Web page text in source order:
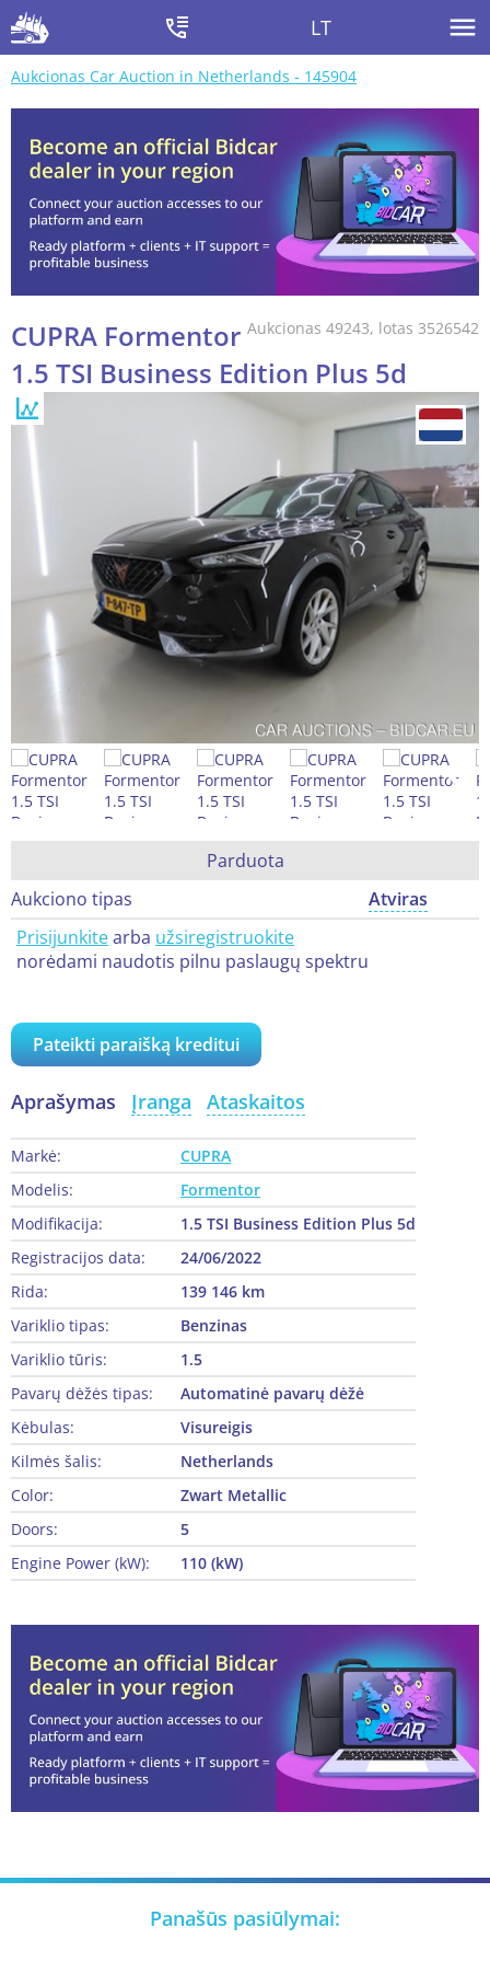
LT
Aukcionas Car Auction in Netherlands - 145904
Aukcionas 49243, lotas 3526542
CUPRA Formentor
1.5 TSI Business Edition Plus 5d
Parduota
Aukciono tipas
Atviras
Prisijunkitearba užsiregistruokite
norėdami naudotis pilnu paslaugų spektru
Pateikti paraišką kreditui
Aprašymas Įranga Ataskaitos
Markė:
CUPRA
Modelis:
Formentor
Modifikacija:
1.5 TSI Business Edition Plus 5d
Registracijos data:
24/06/2022
Rida:
139 146 km
Variklio tipas:
Benzinas
Variklio tūris:
1.5
Pavarų dėžės tipas:
Automatinė pavarų dėžė
Kėbulas:
Visureigis
Kilmės šalis:
Netherlands
Color:
Zwart Metallic
Doors:
5
Engine Power (kW):
110 (kW)
Panašūs pasiūlymai: